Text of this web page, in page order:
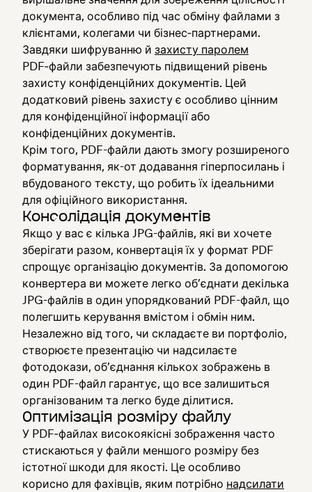
документа, особливо під час обміну файлами з
клієнтами, колегами чи бізнес‑партнерами.
Завдяки шифруванню й захисту паролем
PDF‑файли забезпечують підвищений рівень
захисту конфіденційних документів. Цей
додатковий рівень захисту є особливо цінним
для конфіденційної інформації або
конфіденційних документів.
Крім того, PDF-файли дають змогу розширеного
форматування, як-от додавання гіперпосилань і
вбудованого тексту, що робить їх ідеальними
для офіційного використання.
Консолідація документів
Якщо у вас є кілька JPG-файлів, які ви хочете
зберігати разом, конвертація їх у формат PDF
спрощує організацію документів. За допомогою
конвертера ви можете легко об’єднати декілька
JPG-файлів в один упорядкований PDF-файл, що
полегшить керування вмістом і обмін ним.
Незалежно від того, чи складаєте ви портфоліо,
створюєте презентацію чи надсилаєте
фотодокази, об’єднання кількох зображень в
один PDF-файл гарантує, що все залишиться
організованим та легко буде ділитися.
Оптимізація розміру файлу
У PDF‑файлах високоякісні зображення часто
стискаються у файли меншого розміру без
істотної шкоди для якості. Це особливо
корисно для фахівців, яким потрібно надсилати